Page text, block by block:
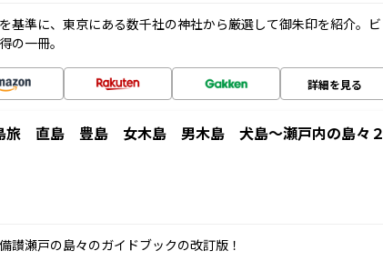
基準に、東京にある数千社の神社から厳選して御朱印を紹介。ビ
の一冊。
詳細を見る
旅 直島 豊島 女木島 男木島 犬島～瀬戸内の島々２
讃瀬戸の島々のガイドブックの改訂版！